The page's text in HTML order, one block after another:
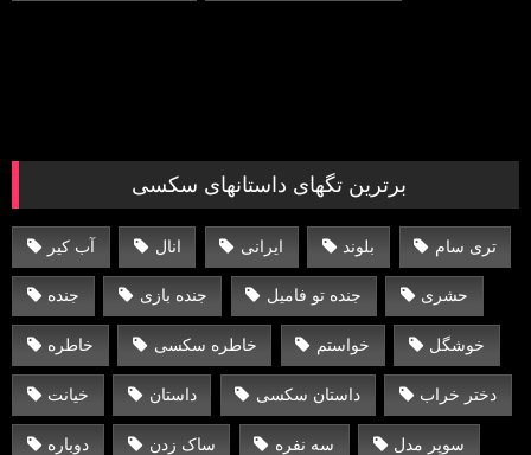
برترین تگهای داستانهای سکسی
آب کیر انال ایرانی بلوند تری سام
جنده جنده بازی جنده تو فامیل حشری
خاطره خاطره سکسی خواستم خوشگل
خیانت داستان داستان سکسی دختر خراب
دوباره ساک زدن سه نفره سوپر مدل